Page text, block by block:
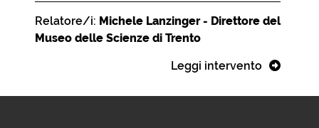
Relatore/i: Michele Lanzinger - Direttore del
Museo delle Scienze di Trento
Leggi intervento